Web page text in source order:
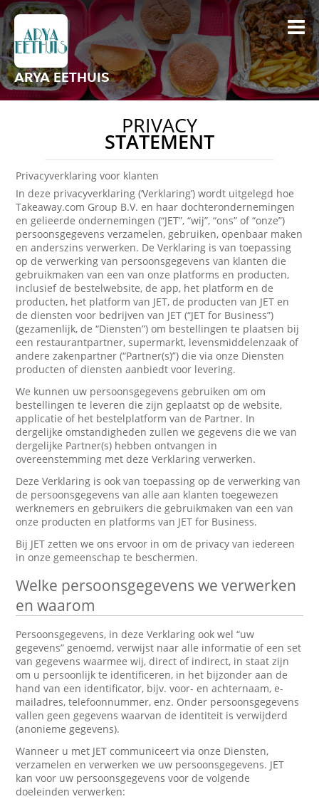
ARYA EETHUIS
PRIVACY
STATEMENT
Privacyverklaring voor klanten
In deze privacyverklaring (‘Verklaring’) wordt uitgelegd hoe
Takeaway.com Group B.V. en haar dochterondernemingen
en gelieerde ondernemingen (“JET”, “wij”, “ons” of “onze”)
persoonsgegevens verzamelen, gebruiken, openbaar maken
en anderszins verwerken. De Verklaring is van toepassing
op de verwerking van persoonsgegevens van klanten die
gebruikmaken van een van onze platforms en producten,
inclusief de bestelwebsite, de app, het platform en de
producten, het platform van JET, de producten van JET en
de diensten voor bedrijven van JET (“JET for Business”)
(gezamenlijk, de “Diensten”) om bestellingen te plaatsen bij
een restaurantpartner, supermarkt, levensmiddelenzaak of
andere zakenpartner (“Partner(s)”) die via onze Diensten
producten of diensten aanbiedt voor levering.
We kunnen uw persoonsgegevens gebruiken om om
bestellingen te leveren die zijn geplaatst op de website,
applicatie of het bestelplatform van de Partner. In
dergelijke omstandigheden zullen we gegevens die we van
dergelijke Partner(s) hebben ontvangen in
overeenstemming met deze Verklaring verwerken.
Deze Verklaring is ook van toepassing op de verwerking van
de persoonsgegevens van alle aan klanten toegewezen
werknemers en gebruikers die gebruikmaken van een van
onze producten en platforms van JET for Business.
Bij JET zetten we ons ervoor in om de privacy van iedereen
in onze gemeenschap te beschermen.
Welke persoonsgegevens we verwerken
en waarom
Persoonsgegevens, in deze Verklaring ook wel “uw
gegevens” genoemd, verwijst naar alle informatie of een set
van gegevens waarmee wij, direct of indirect, in staat zijn
om u persoonlijk te identificeren, in het bijzonder aan de
hand van een identificator, bijv. voor- en achternaam, e-
mailadres, telefoonnummer, enz. Onder persoonsgegevens
vallen geen gegevens waarvan de identiteit is verwijderd
(anonieme gegevens).
Wanneer u met JET communiceert via onze Diensten,
verzamelen en verwerken we uw persoonsgegevens. JET
kan voor uw persoonsgegevens voor de volgende
doeleinden verwerken: